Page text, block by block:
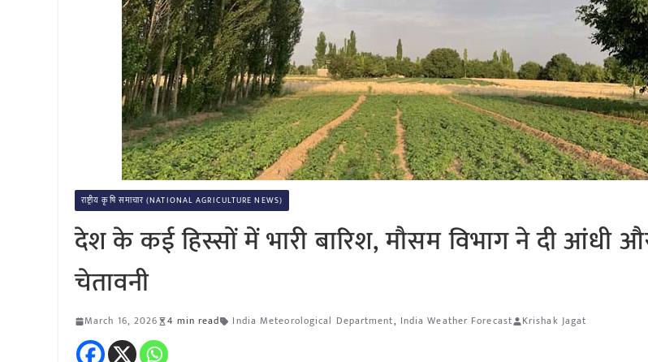
राष्ट्रीय कृषि समाचार (NATIONAL AGRICULTURE NEWS)
देश के कई हिस्सों में भारी बारिश, मौसम विभाग ने दी आंधी
चेतावनी
March 16, 2026 4 min read India Meteorological Department, India Weather Forecast Krishak Jagat